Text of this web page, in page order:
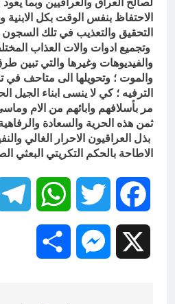
الاحتفاظ بنفس الوقت بكل
التحقيق والتعذيب في تلك السجون
وتجميع ادوات والات العذاب
والفيديوهات وغيرها والتي تبين
والموت ؛ وتحويلها الى متاحف في
الترفيه ؛ كي لا ينسى ابناء الجيل
مر بأسلافهم وابائهم من الام
ثمن هذه الحرية والسعادة
بذل العراقيون الاحرار الغالي
الاطاحة بالحكم التكريتي البعثي
Facebook
Twitter
Messenger